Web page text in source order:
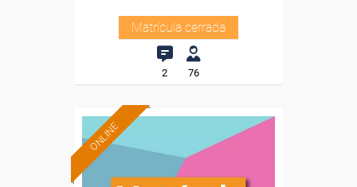
Matrícula cerrada
2 76
ONLINE